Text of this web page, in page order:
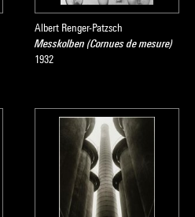
Albert Renger-Patzsch
Messkolben (Cornues de mesure)
1932